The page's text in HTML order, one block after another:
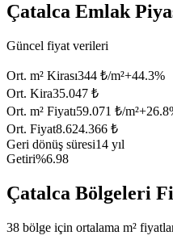
Çatalca Emlak
Güncel fiyat verileri
Ort. m² Kirası344 ₺/m²+44.3%
Ort. Kira35.047 ₺
Ort. m² Fiyatı59.071 ₺/m²+26.8
Ort. Fiyat8.624.366 ₺
Geri dönüş süresi14 yıl
Getiri%6.98
Çatalca Bölgeleri
38 bölge için ortalama m²